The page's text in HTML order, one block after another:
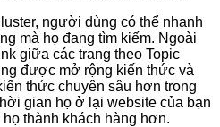
người dùng có thể nhanh
mà họ đang tìm kiếm. Ngoài
giữa các trang theo Topic
được mở rộng kiến thức và
thức chuyên sâu hơn trong
gian họ ở lại website của bạn
thành khách hàng hơn.